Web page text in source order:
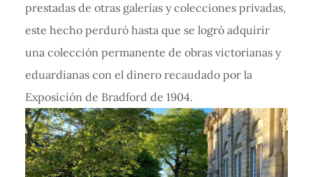
prestadas de otras galerías y colecciones privadas,
este hecho perduró hasta que se logró adquirir
una colección permanente de obras victorianas y
eduardianas con el dinero recaudado por la
Exposición de Bradford de 1904.